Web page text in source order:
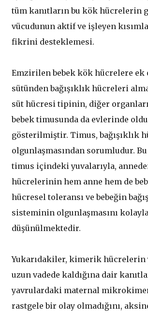
tüm kanıtların bu kök hücrelerin
vücudunun aktif ve işleyen
fikrini desteklemesi.
Emzirilen bebek kök hücrelere ek
sütünden bağışıklık hücreleri
süt hücresi tipinin, diğer
bebek timusunda da evlerinde
gösterilmiştir. Timus, bağışıklık
olgunlaşmasından sorumludur.
timus içindeki yuvalarıyla,
hücrelerinin hem anne hem de
hücresel toleransı ve bebeğin
sisteminin olgunlaşmasını
düşünülmektedir.
Yukarıdakiler, kimerik hücrelerin
uzun vadede kaldığına dair
yavrulardaki maternal
rastgele bir olay olmadığını,